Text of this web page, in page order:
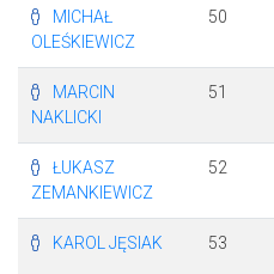
MICHAŁ
OLEŚKIEWICZ
50
MARCIN
NAKLICKI
51
ŁUKASZ
ZEMANKIEWICZ
52
KAROL JĘSIAK 53